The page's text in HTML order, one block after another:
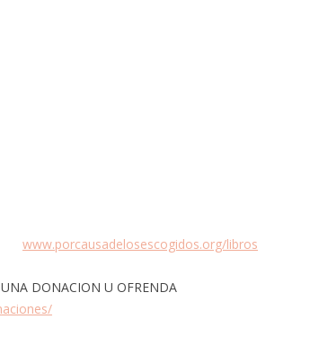
www.porcausadelosescogidos.org/libros
DONACION U OFRENDA